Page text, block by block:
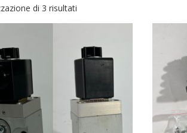
di 3 risultati